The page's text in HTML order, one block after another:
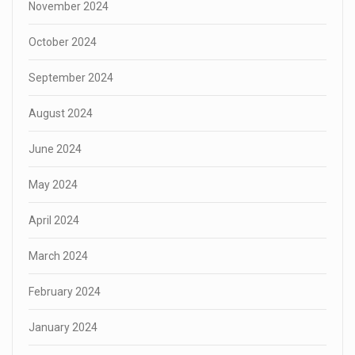
November 2024
October 2024
September 2024
August 2024
June 2024
May 2024
April 2024
March 2024
February 2024
January 2024